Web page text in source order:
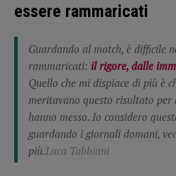
essere rammaricati
Guardando al match, è difficile
rammaricati: il rigore, dalle
Quello che mi dispiace di più è
meritavano questo risultato per
hanno messo. Io considero
guardando i giornali domani,
più.Luca Tabbiani